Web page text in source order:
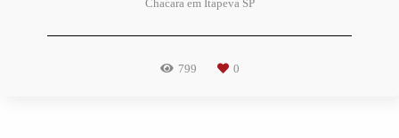
Chacara em Itapeva SP
799 0